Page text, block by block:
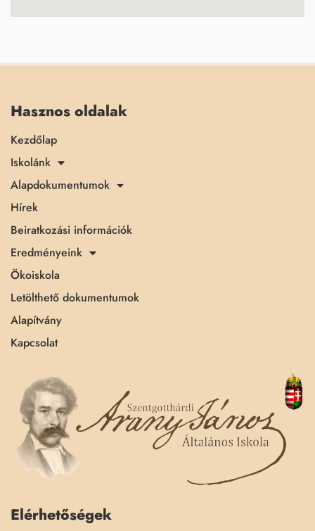
Hasznos oldalak
Kezdőlap
Iskolánk
Alapdokumentumok
Hírek
Beiratkozási információk
Eredményeink
Ökoiskola
Letölthető dokumentumok
Alapítvány
Kapcsolat
Elérhetőségek